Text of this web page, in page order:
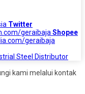
Twitter
geraibajaShopee
geraibaja
Steel Distributor
kami melalui kontak